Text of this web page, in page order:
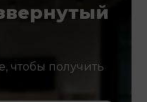
чтобы получить